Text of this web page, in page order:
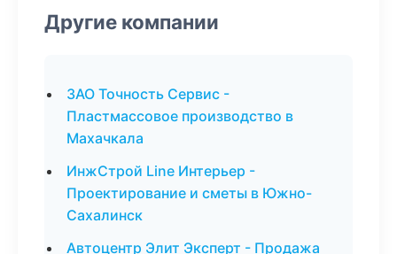
Другие компании
ЗАО Точность Сервис -
Пластмассовое производство в
Махачкала
ИнжСтрой Line Интерьер -
Проектирование и сметы в Южно-
Сахалинск
Автоцентр Элит Эксперт - Продажа